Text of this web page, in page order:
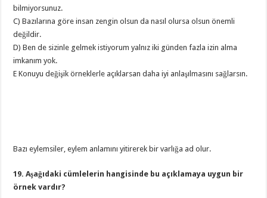
bilmiyorsunuz.
C) Bazılarına göre insan zengin olsun da nasıl olursa olsun önemli
değildir.
D) Ben de sizinle gelmek istiyorum yalnız iki günden fazla izin alma
imkanım yok.
E Konuyu değişik örneklerle açıklarsan daha iyi anlaşılmasını sağlarsın.
Bazı eylemsiler, eylem anlamını yitirerek bir varlığa ad olur.
19. Aşağıdaki cümlelerin hangisinde bu açıklamaya uygun bir
örnek vardır?